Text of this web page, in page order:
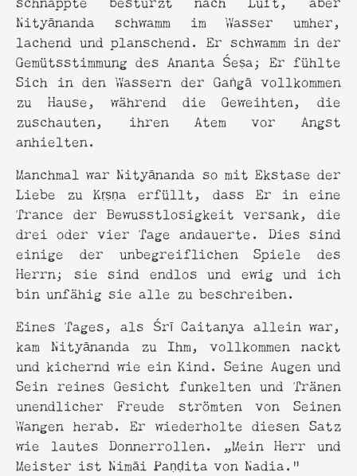
Nityānanda schwamm im Wasser umher,
lachend und planschend. Er schwamm in der
Gemütsstimmung des Ananta Śeṣa; Er fühlte
Sich in den Wassern der Gaṅgā vollkommen
zu Hause, während die Geweihten, die
zuschauten, ihren Atem vor Angst
anhielten.
Manchmal war Nityānanda so mit Ekstase der
Liebe zu Kṛṣṇa erfüllt, dass Er in eine
Trance der Bewusstlosigkeit versank, die
drei oder vier Tage andauerte. Dies sind
einige der unbegreiflichen Spiele des
Herrn; sie sind endlos und ewig und ich
bin unfähig sie alle zu beschreiben.
Eines Tages, als Śrī Caitanya allein war,
kam Nityānanda zu Ihm, vollkommen nackt
und kichernd wie ein Kind. Seine Augen und
Sein reines Gesicht funkelten und Tränen
unendlicher Freude strömten von Seinen
Wangen herab. Er wiederholte diesen Satz
wie lautes Donnerrollen. „Mein Herr und
Meister ist Nimāi Paṇḍita von Nadia.“